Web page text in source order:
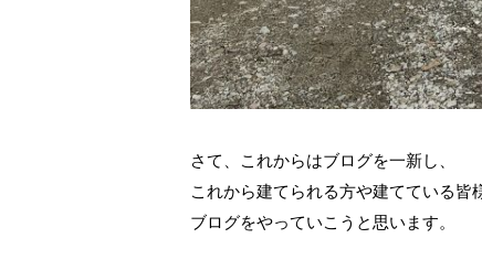
さて、これからはブログを一新し、
これから建てられる方や建てている
ブログをやっていこうと思います。